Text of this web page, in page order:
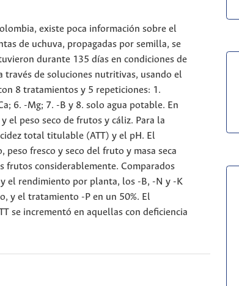
existe poca información sobre el
de uchuva, propagadas por semilla, se
durante 135 días en condiciones de
través de soluciones nutritivas, usando el
8 tratamientos y 5 repeticiones: 1.
6. -Mg; 7. -B y 8. solo agua potable. En
el peso seco de frutos y cáliz. Para la
total titulable (ATT) y el pH. El
fresco y seco del fruto y masa seca
frutos considerablemente. Comparados
el rendimiento por planta, los -B, -N y -K
y el tratamiento -P en un 50%. El
se incrementó en aquellas con deficiencia